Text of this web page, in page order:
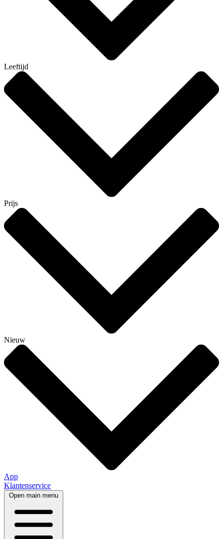
Leeftijd
Prijs
Nieuw
App
Klantenservice
Open main menu